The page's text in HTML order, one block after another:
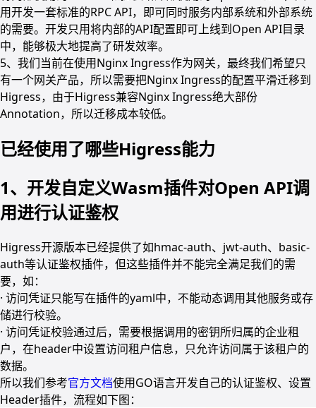
用开发一套标准的RPC API，即可同时服务内部系统和外部系统
的需要。开发只用将内部的API配置即可上线到Open API目录
中，能够极大地提高了研发效率。
5、我们当前在使用Nginx Ingress作为网关，最终我们希望只
有一个网关产品，所以需要把Nginx Ingress的配置平滑迁移到
Higress，由于Higress兼容Nginx Ingress绝大部份
Annotation，所以迁移成本较低。
已经使用了哪些Higress能力
1、开发自定义Wasm插件对Open API调
用进行认证鉴权
Higress开源版本已经提供了如hmac-auth、jwt-auth、basic-
auth等认证鉴权插件，但这些插件并不能完全满足我们的需
要，如：
· 访问凭证只能写在插件的yaml中，不能动态调用其他服务或存
储进行校验。
· 访问凭证校验通过后，需要根据调用的密钥所归属的企业租
户，在header中设置访问租户信息，只允许访问属于该租户的
数据。
所以我们参考官方文档使用GO语言开发自己的认证鉴权、设置
Header插件，流程如下图：